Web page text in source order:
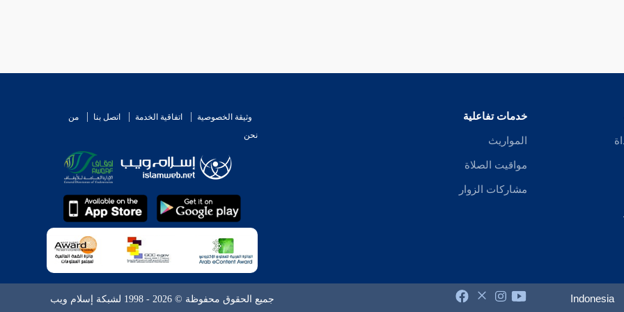
خدمات تفاعلية
المواريث
مواقيت الصلاة
مشاركات الزوار
وثيقة الخصوصية اتفاقية الخدمة اتصل بنا
من
نحن
Indonesia جميع الحقوق محفوظة © 2026 - 1998 لشبكة إسلام ويب